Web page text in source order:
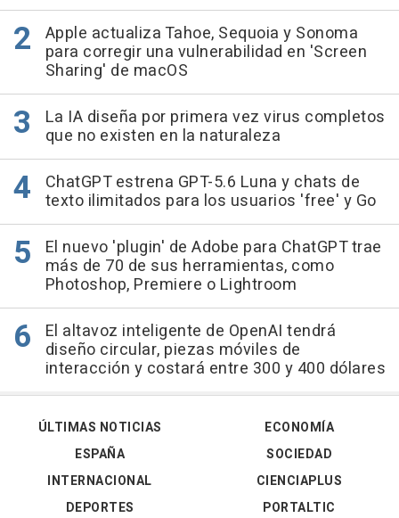
Apple actualiza Tahoe, Sequoia y Sonoma
para corregir una vulnerabilidad en 'Screen
Sharing' de macOS
La IA diseña por primera vez virus completos
que no existen en la naturaleza
ChatGPT estrena GPT-5.6 Luna y chats de
texto ilimitados para los usuarios 'free' y Go
El nuevo 'plugin' de Adobe para ChatGPT trae
más de 70 de sus herramientas, como
Photoshop, Premiere o Lightroom
El altavoz inteligente de OpenAI tendrá
diseño circular, piezas móviles de
interacción y costará entre 300 y 400 dólares
ÚLTIMAS NOTICIAS
ESPAÑA
INTERNACIONAL
DEPORTES
ECONOMÍA
SOCIEDAD
CIENCIAPLUS
PORTALTIC